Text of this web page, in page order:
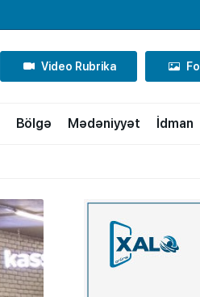
Video Rubrika
Bölgə Mədəniyyət İdman